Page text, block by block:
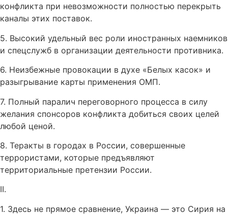
конфликта при невозможности полностью перекрыть
каналы этих поставок.
5. Высокий удельный вес роли иностранных наемников
и спецслужб в организации деятельности противника.
6. Неизбежные провокации в духе «Белых касок» и
разыгрывание карты применения ОМП.
7. Полный паралич переговорного процесса в силу
желания спонсоров конфликта добиться своих целей
любой ценой.
8. Теракты в городах в России, совершенные
террористами, которые предъявляют
территориальные претензии России.
II.
1. Здесь не прямое сравнение, Украина — это Сирия на